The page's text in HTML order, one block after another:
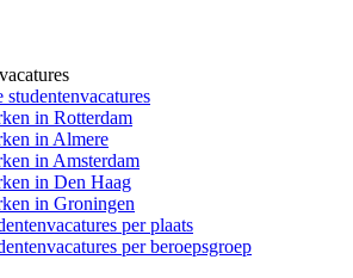
studentenvacatures
in Rotterdam
in Almere
in Amsterdam
in Den Haag
in Groningen
per plaats
per beroepsgroep